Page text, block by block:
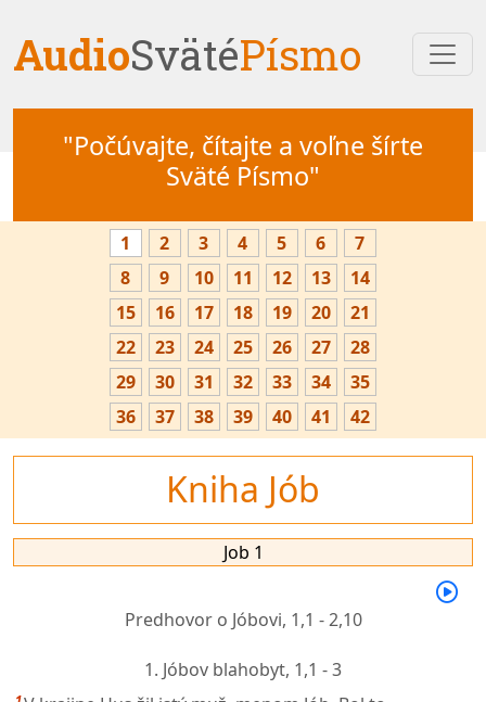
AudioSvätéPísmo
"Počúvajte, čítajte a voľne šírte
Sväté Písmo"
1 2 3 4 5 6
7
8
9 10 11 12 13
14
15
16 17 18 19 20
21
22
23 24 25 26 27
28
29
30 31 32 33 34
35
36
37 38 39 40 41 42
Kniha Jób
Job 1
Predhovor o Jóbovi, 1,1 - 2,10
1. Jóbov blahobyt, 1,1 - 3